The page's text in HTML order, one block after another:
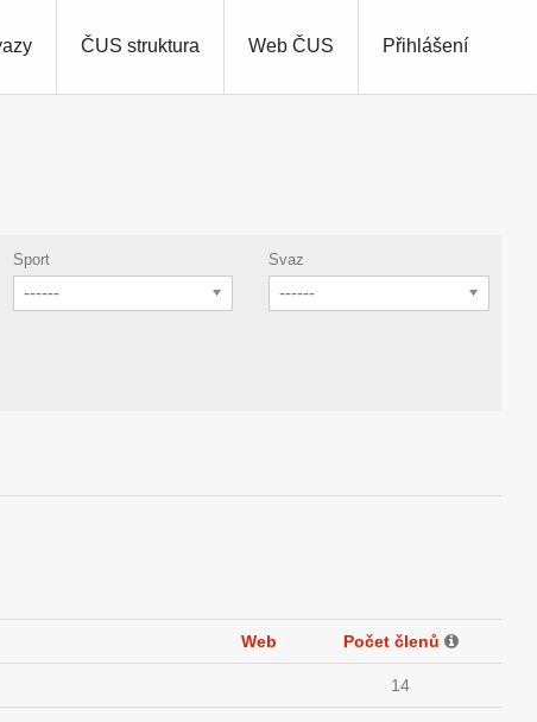
Přihlášení
ČUS struktura Web ČUS
Sport
------
Svaz
------
Web Počet členů
14